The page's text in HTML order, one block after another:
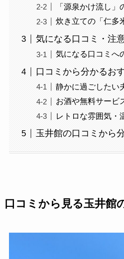
「源泉かけ流し
炊き立ての「仁多
気になる口コミ・注
気になる口コミへ
口コミから分かるお
静かに過ごしたい
お酒や無料サービ
レトロな雰囲気・
玉井館の口コミから
口コミから見る玉井館